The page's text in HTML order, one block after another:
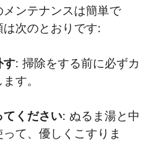
ンテナンスは簡単で
次のとおりです:
す: 掃除をする前に必ずカ
す。
ください: ぬるま湯と中
て、優しくこすりま